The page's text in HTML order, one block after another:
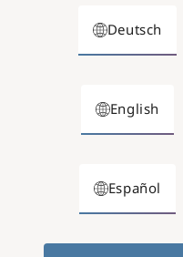
Deutsch
English
Español